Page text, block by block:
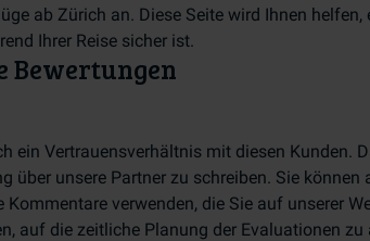
ab Zürich an. Diese Seite wird Ihnen
Ihrer Reise sicher ist.
Bewertungen
ein Vertrauensverhältnis mit diesen Kunden.
über unsere Partner zu schreiben. Sie
verwenden, die Sie auf unserer
auf die zeitliche Planung der Evaluationen